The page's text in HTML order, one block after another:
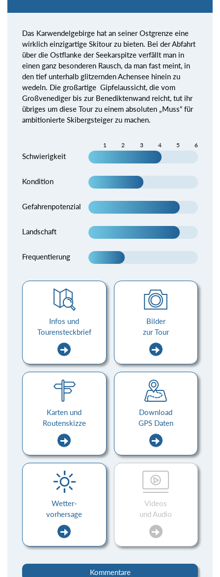
Das Karwendelgebirge hat an seiner Ostgrenze eine
wirklich einzigartige Skitour zu bieten. Bei der Abfahrt
über die Ostflanke der Seekarspitze verfällt man in
einen ganz besonderen Rausch, da man fast meint, in
den tief unterhalb glitzernden Achensee hinein zu
wedeln. Die großartige Gipfelaussicht, die vom
Großvenediger bis zur Benediktenwand reicht, tut ihr
übriges um diese Tour zu einem absoluten „Muss“ für
ambitionierte Skibergsteiger zu machen.
1 2 3 4 5 6
Schwierigkeit
Kondition
Gefahrenpotenzial
Landschaft
Frequentierung
Infos und
Tourensteckbrief
Bilder
zur Tour
Karten und
Routenskizze
Download
GPS Daten
Wetter-
vorhersage
Videos
und Audio
Kommentare